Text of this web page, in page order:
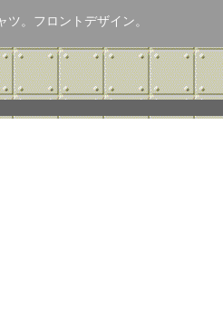
ツ。フロントデザイン。